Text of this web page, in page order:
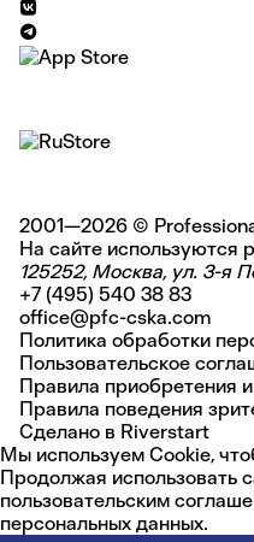
2001—2026 ©
На сайте используются
125252, Москва, ул. 3-я
+7 (495) 540 38 83
office@pfc-cska.com
Политика обработки
Пользовательское
Правила приобретения
Правила поведения
Сделано в Riverstart
Мы используем Cookie,
Продолжая использовать
пользовательским
персональных данных.